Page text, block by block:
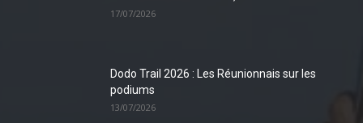
17/07/2026
Dodo Trail 2026 : Les Réunionnais sur les
podiums
13/07/2026